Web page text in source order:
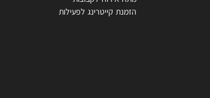
הזמנת קייטרינג לפעילות